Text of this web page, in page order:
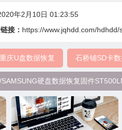
年2月10日 01:23:55
接： https://www.jqhdd.com/
重庆U盘数据恢复 石桥铺SD卡
SAMSUNG硬盘数据恢复固件